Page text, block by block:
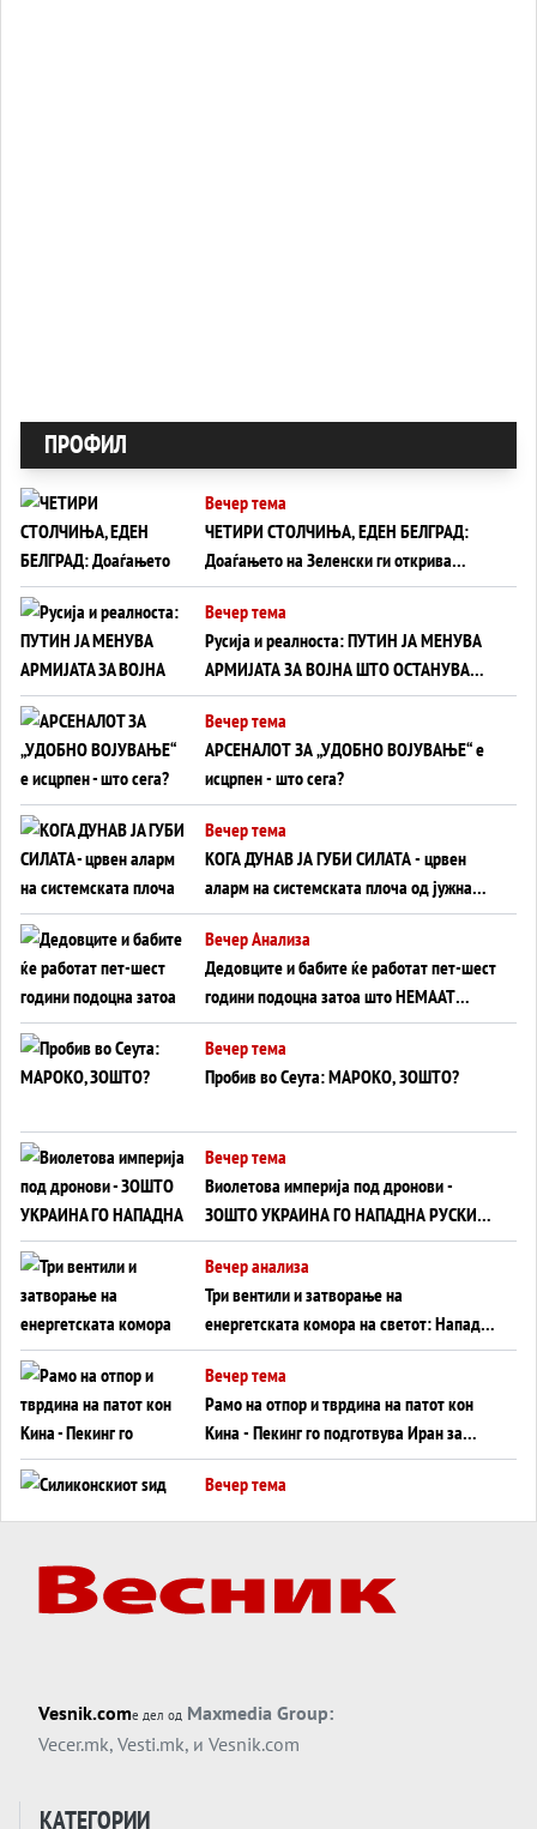
ПРОФИЛ
Вечер тема
ЧЕТИРИ СТОЛЧИЊА, ЕДЕН БЕЛГРАД:
Доаѓањето на Зеленски ги открива
тајните на политиката на балансирање
на Вучиќ
Вечер тема
Русија и реалноста: ПУТИН ЈА МЕНУВА
АРМИЈАТА ЗА ВОЈНА ШТО ОСТАНУВА
БЕЗ ФРОНТ
Вечер тема
АРСЕНАЛОТ ЗА „УДОБНО ВОЈУВАЊЕ“ е
исцрпен - што сега?
Вечер тема
КОГА ДУНАВ ЈА ГУБИ СИЛАТА - црвен
аларм на системската плоча од јужна
Германија до Црното Море...
Вечер Анализа
Дедовците и бабите ќе работат пет-шест
години подоцна затоа што НЕМААТ
ВНУЦИ ДА ГИ ЗАМЕНАТ
Вечер тема
Пробив во Сеута: МАРОКО, ЗОШТО?
Вечер тема
Виолетова империја под дронови -
ЗОШТО УКРАИНА ГО НАПАДНА РУСКИОТ
WILDBERRIES
Вечер анализа
Три вентили и затворање на
енергетската комора на светот: Нападот
во Суец најавува глобален енергетски
инфаркт?
Вечер тема
Рамо на отпор и тврдина на патот кон
Кина - Пекинг го подготвува Иран за
американска копнена инвазија
Вечер тема
Вечер тема
Трамп тврди дека повторно „разговара“
Вечер тема
ДЛАБОКО УДОЛУ: Сметководствените
трикови што го соборија ЕНРОН ги
Vesnik.comе дел од Maxmedia Group:
Vecer.mk, Vesti.mk, и Vesnik.com
КАТЕГОРИИ